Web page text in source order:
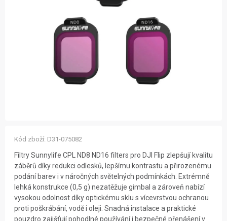
12 důvodů proč Gigamat Možnosti dopravy
Filtry Sunnylife CPL ND8 ND16 filters pro DJI Flip zlepšují kvalitu
záběrů díky redukci odlesků, lepšímu kontrastu a přirozenému
podání barev i v náročných světelných podmínkách. Extrémně
lehká konstrukce (0,5 g) nezatěžuje gimbal a zároveň nabízí
vysokou odolnost díky optickému sklu s vícevrstvou ochranou
proti poškrábání, vodě i oleji. Snadná instalace a praktické
pouzdro zajišťují pohodlné používání i bezpečné přenášení v
Kód zboží: D31-075082